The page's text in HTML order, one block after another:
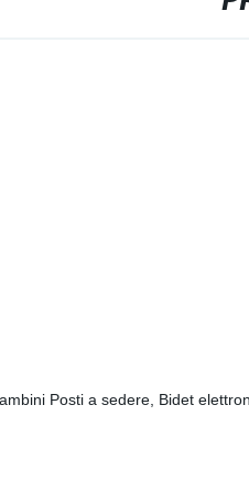
Posti a sedere, Bidet